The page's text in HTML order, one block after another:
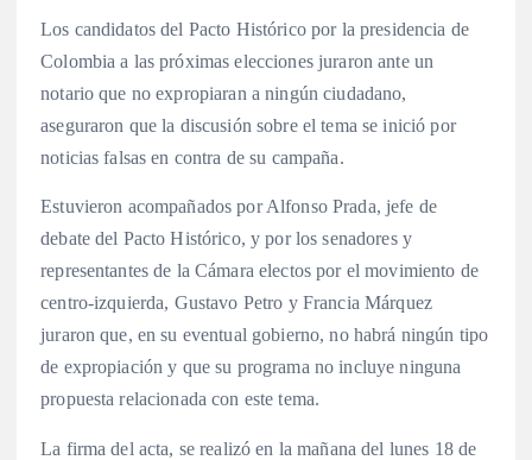
Los candidatos del Pacto Histórico por la presidencia de
Colombia a las próximas elecciones juraron ante un
notario que no expropiaran a ningún ciudadano,
aseguraron que la discusión sobre el tema se inició por
noticias falsas en contra de su campaña.
Estuvieron acompañados por Alfonso Prada, jefe de
debate del Pacto Histórico, y por los senadores y
representantes de la Cámara electos por el movimiento de
centro-izquierda, Gustavo Petro y Francia Márquez
juraron que, en su eventual gobierno, no habrá ningún tipo
de expropiación y que su programa no incluye ninguna
propuesta relacionada con este tema.
La firma del acta, se realizó en la mañana del lunes 18 de